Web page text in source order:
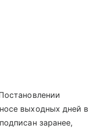
выходных дней в
заранее,